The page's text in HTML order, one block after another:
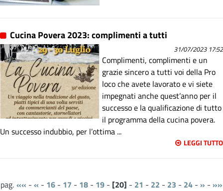
Cucina Povera 2023: complimenti a tutti
31/07/2023 17:52
Complimenti, complimenti e un
grazie sincero a tutti voi della Pro
loco che avete lavorato e vi siete
impegnati anche quest’anno per il
successo e la qualificazione di tutto
il programma della cucina povera.
Un successo indubbio, per l’ottima ...
LEGGI TUTTO
«« - « - 16 - 17 - 18 - 19 - 20 - 21 - 22 - 23 - 24 - » - »»